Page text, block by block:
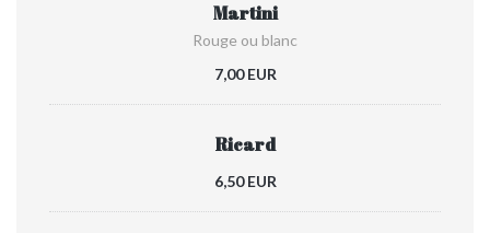
Martini
Rouge ou blanc
7,00 EUR
Ricard
6,50 EUR